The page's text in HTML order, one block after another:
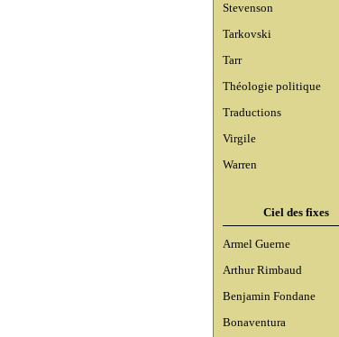
Stevenson
Tarkovski
Tarr
Théologie politique
Traductions
Virgile
Warren
Ciel des fixes
Armel Guerne
Arthur Rimbaud
Benjamin Fondane
Bonaventura